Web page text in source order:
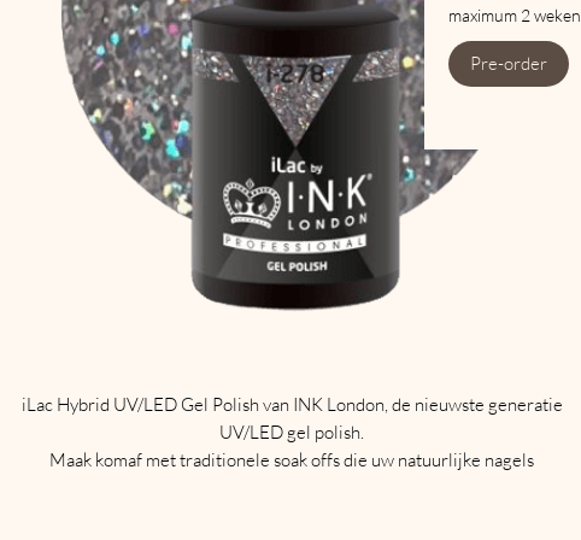
maximum 2 weken
Pre-order
iLac Hybrid UV/LED Gel Polish van INK London, de nieuwste generatie
UV/LED gel polish.
Maak komaf met traditionele soak offs die uw natuurlijke nagels